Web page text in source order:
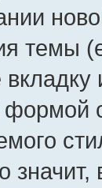
темы
формой